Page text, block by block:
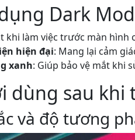
Dark
khi làm việc trước màn hình
hiện đại: Mang lại cảm
xanh: Giúp bảo vệ mắt khi
dùng sau khi
và độ tương